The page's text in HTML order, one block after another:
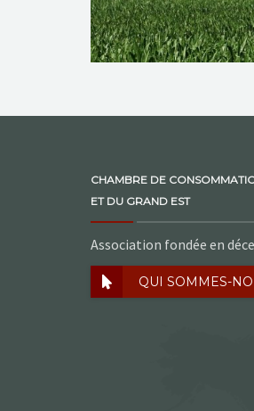
CHAMBRE DE
ET DU GRAND EST
Association fondée en
QUI SOMMES-